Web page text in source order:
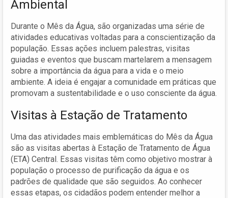
Ambiental
Durante o Mês da Água, são organizadas uma série de
atividades educativas voltadas para a conscientização da
população. Essas ações incluem palestras, visitas
guiadas e eventos que buscam martelarem a mensagem
sobre a importância da água para a vida e o meio
ambiente. A ideia é engajar a comunidade em práticas que
promovam a sustentabilidade e o uso consciente da água.
Visitas à Estação de Tratamento
Uma das atividades mais emblemáticas do Mês da Água
são as visitas abertas à Estação de Tratamento de Água
(ETA) Central. Essas visitas têm como objetivo mostrar à
população o processo de purificação da água e os
padrões de qualidade que são seguidos. Ao conhecer
essas etapas, os cidadãos podem entender melhor a